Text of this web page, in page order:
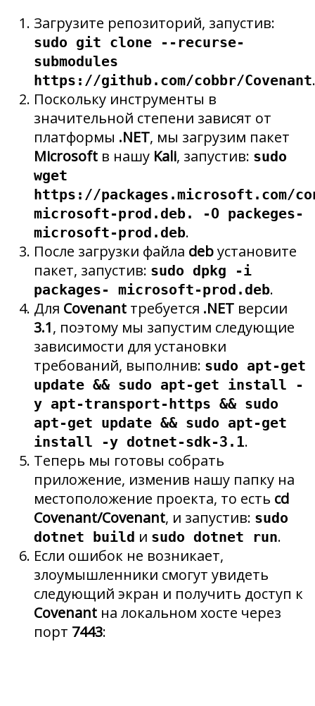
Загрузите репозиторий, запустив:
sudo git clone --recurse-
submodules
https://github.com/cobbr/Covenant.
Поскольку инструменты в
значительной степени зависят от
платформы .NET, мы загрузим пакет
Microsoft в нашу Kali, запустив: sudo
wget
https://packages.microsoft.com/
microsoft-prod.deb. -O packeges-
microsoft-prod.deb.
После загрузки файла debустановите
пакет, запустив: sudo dpkg -i
packages- microsoft-prod.deb.
Для Covenant требуется .NET версии
3.1, поэтому мы запустим следующие
зависимости для установки
требований, выполнив: sudo apt-get
update && sudo apt-get install -
y apt-transport-https && sudo
apt-get update && sudo apt-get
install -y dotnet-sdk-3.1.
Теперь мы готовы собрать
приложение, изменив нашу папку на
местоположение проекта, то есть cd
Covenant/Covenant, и запустив: sudo
dotnet build и sudo dotnet run.
Если ошибок не возникает,
злоумышленники смогут увидеть
следующий экран и получить доступ к
Covenant на локальном хосте через
порт 7443: